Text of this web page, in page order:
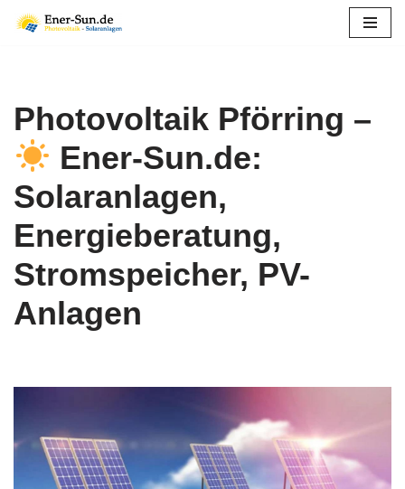
Photovoltaik Pförring –
Ener-Sun.de:
Solaranlagen,
Energieberatung,
Stromspeicher, PV-
Anlagen